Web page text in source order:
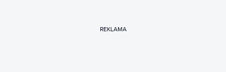
REKLAMA